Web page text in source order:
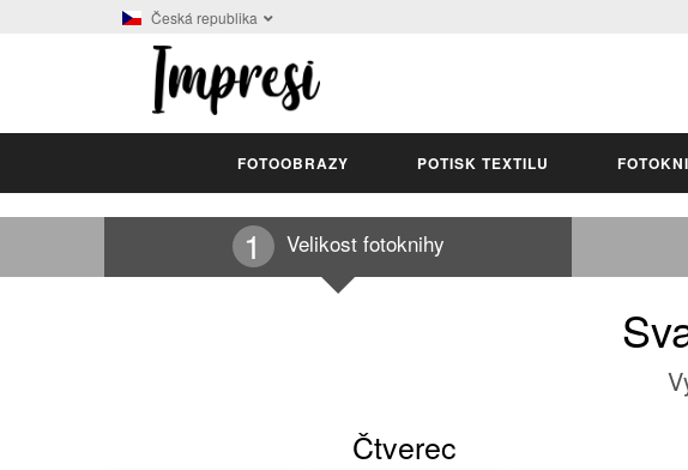
Česká republika
FOTOOBRAZY POTISK TEXTILU
Velikost fotoknihy
Čtverec